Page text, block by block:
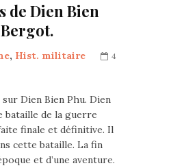
de Dien Bien
, Hist. militaire
4
Dien Bien Phu. Dien
bataille de la guerre
finale et définitive. Il
cette bataille. La fin
et d’une aventure.